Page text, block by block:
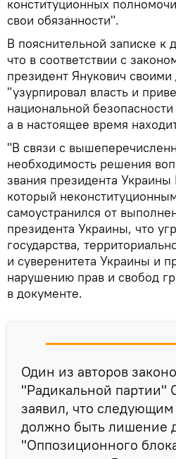
конституционных
свои обязанности".
В пояснительной записке к
что в соответствии с
президент Янукович своими
"узурпировал власть и
национальной
а в настоящее время
"В связи с
необходимость решения
звания президента Украины
который
самоустранился от
президента Украины, что
государства,
и суверенитета Украины и
нарушению прав и свобод
в документе.
Один из авторов
"Радикальной партии"
заявил, что
должно быть лишение
"Оппозиционного